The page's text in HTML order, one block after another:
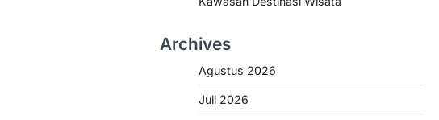
Archives
Agustus 2026
Juli 2026